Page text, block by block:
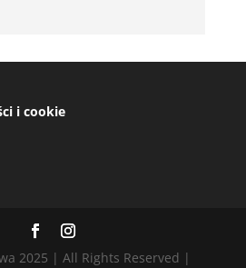
i cookie
2025 | All Rights Reserved |